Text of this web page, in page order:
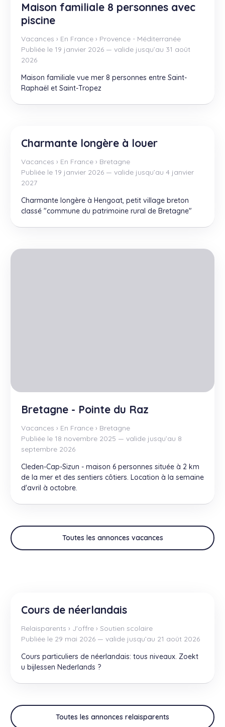
Maison familiale 8 personnes avec
piscine
Vacances › En France › Provence - Méditerranée
Publiée le 19 janvier 2026 — valide jusqu’au 31 août
2026
Maison familiale vue mer 8 personnes entre Saint-
Raphaël et Saint-Tropez
Charmante longère à louer
Vacances › En France › Bretagne
Publiée le 19 janvier 2026 — valide jusqu’au 4 janvier
2027
Charmante longère à Hengoat, petit village breton
classé "commune du patrimoine rural de Bretagne"
Bretagne - Pointe du Raz
Vacances › En France › Bretagne
Publiée le 18 novembre 2025 — valide jusqu’au 8
septembre 2026
Cleden-Cap-Sizun - maison 6 personnes située à 2 km
de la mer et des sentiers côtiers. Location à la semaine
d'avril à octobre.
Toutes les annonces vacances
Cours de néerlandais
Relaisparents › J'offre › Soutien scolaire
Publiée le 29 mai 2026 — valide jusqu’au 21 août 2026
Cours particuliers de néerlandais: tous niveaux. Zoekt
u bijlessen Nederlands ?
Toutes les annonces relaisparents